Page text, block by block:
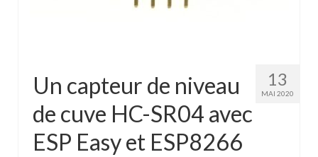
13
MAI 2020
Un capteur de niveau
de cuve HC-SR04 avec
ESP Easy et ESP8266